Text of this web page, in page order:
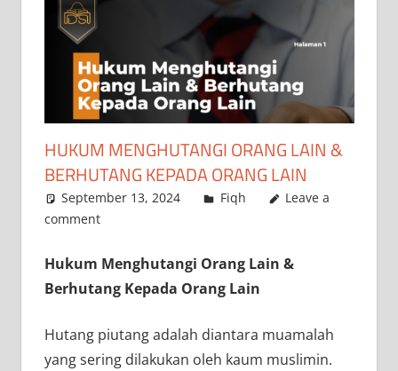
HUKUM MENGHUTANGI ORANG LAIN &
BERHUTANG KEPADA ORANG LAIN
September 13, 2024 a.siddik
Fiqh
Leave a
comment
Hukum Menghutangi Orang Lain &
Berhutang Kepada Orang Lain
Hutang piutang adalah diantara muamalah
yang sering dilakukan oleh kaum muslimin.